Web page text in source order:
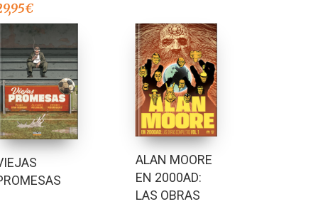
€
ALAN MOORE
EN 2000AD:
LAS OBRAS